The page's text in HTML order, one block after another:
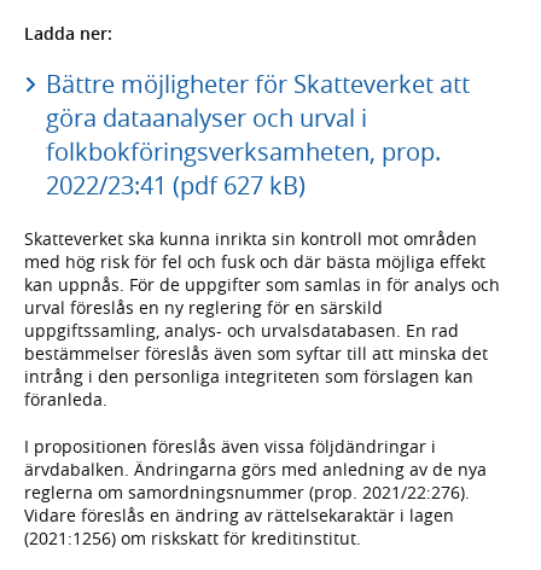
Ladda ner:
Bättre möjligheter för Skatteverket att
göra dataanalyser och urval i
folkbokföringsverksamheten, prop.
2022/23:41 (pdf 627 kB)
Skatteverket ska kunna inrikta sin kontroll mot områden
med hög risk för fel och fusk och där bästa möjliga effekt
kan uppnås. För de uppgifter som samlas in för analys och
urval föreslås en ny reglering för en särskild
uppgiftssamling, analys- och urvalsdatabasen. En rad
bestämmelser föreslås även som syftar till att minska det
intrång i den personliga integriteten som förslagen kan
föranleda.
I propositionen föreslås även vissa följdändringar i
ärvdabalken. Ändringarna görs med anledning av de nya
reglerna om samordningsnummer (prop. 2021/22:276).
Vidare föreslås en ändring av rättelsekaraktär i lagen
(2021:1256) om riskskatt för kreditinstitut.